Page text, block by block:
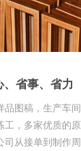
省事、省力
品图稿，生产车
工，多家优质的
司从接单到制作